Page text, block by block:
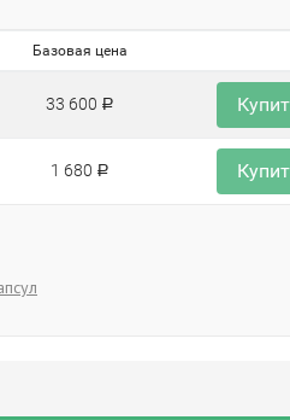
Базовая цена
33 600 Р
1 680 Р